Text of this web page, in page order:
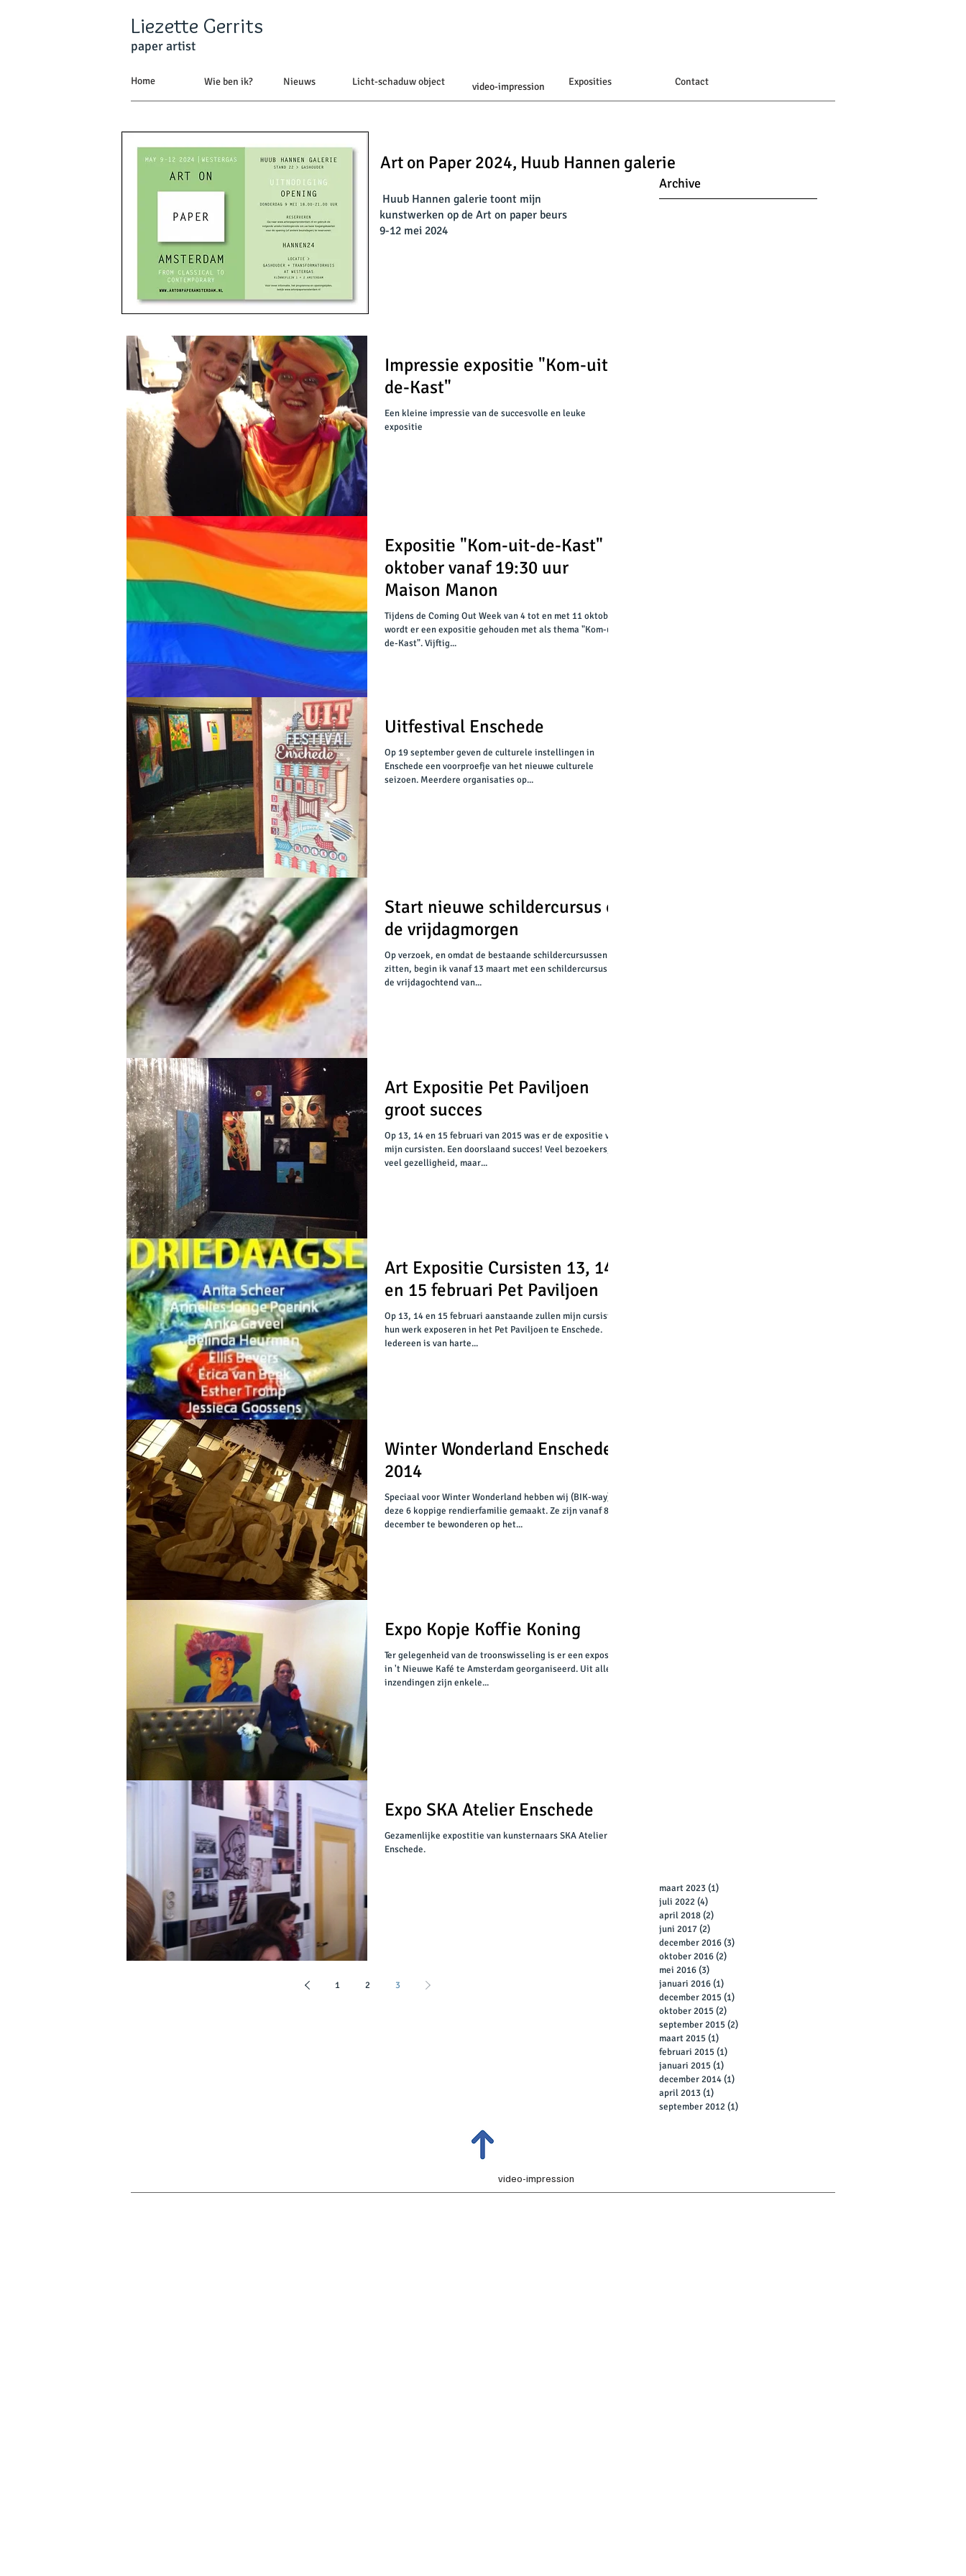
Liezette Gerrits
paper artist
Home Wie ben ik? Nieuws Licht-schaduw object Exposities Contact
video-impression
Art on Paper 2024, Huub Hannen galerie
Huub Hannen galerie toont mijn
kunstwerken op de Art on paper beurs
9-12 mei 2024
Archive
Impressie expositie "Kom-uit-
de-Kast"
Een kleine impressie van de succesvolle en leuke
expositie
Expositie "Kom-uit-de-Kast" 6
oktober vanaf 19:30 uur
Maison Manon
Tijdens de Coming Out Week van 4 tot en met 11 oktober
wordt er een expositie gehouden met als thema "Kom-uit-
de-Kast". Vijftig...
Uitfestival Enschede
Op 19 september geven de culturele instellingen in
Enschede een voorproefje van het nieuwe culturele
seizoen. Meerdere organisaties op...
Start nieuwe schildercursus op
de vrijdagmorgen
Op verzoek, en omdat de bestaande schildercursussen vol
zitten, begin ik vanaf 13 maart met een schildercursus op
de vrijdagochtend van...
Art Expositie Pet Paviljoen
groot succes
Op 13, 14 en 15 februari van 2015 was er de expositie van
mijn cursisten. Een doorslaand succes! Veel bezoekers,
veel gezelligheid, maar...
Art Expositie Cursisten 13, 14
en 15 februari Pet Paviljoen
Op 13, 14 en 15 februari aanstaande zullen mijn cursisten
hun werk exposeren in het Pet Paviljoen te Enschede.
Iedereen is van harte...
Winter Wonderland Enschede
2014
Speciaal voor Winter Wonderland hebben wij (BIK-way)
deze 6 koppige rendierfamilie gemaakt. Ze zijn vanaf 8
december te bewonderen op het...
Expo Kopje Koffie Koning
Ter gelegenheid van de troonswisseling is er een expositie
in 't Nieuwe Kafé te Amsterdam georganiseerd. Uit alle
inzendingen zijn enkele...
Expo SKA Atelier Enschede
Gezamenlijke expostitie van kunsternaars SKA Atelier te
Enschede.
1 2 3
maart 2023(1)
juli 2022 (4)
april 2018(2)
juni 2017(2)
december 2016(3)
oktober 2016(2)
mei 2016(3)
januari 2016(1)
december 2015 (1)
oktober 2015 (2)
september 2015 (2)
maart 2015 (1)
februari 2015 (1)
januari 2015 (1)
december 2014(1)
april 2013(1)
september 2012 (1)
video-impression